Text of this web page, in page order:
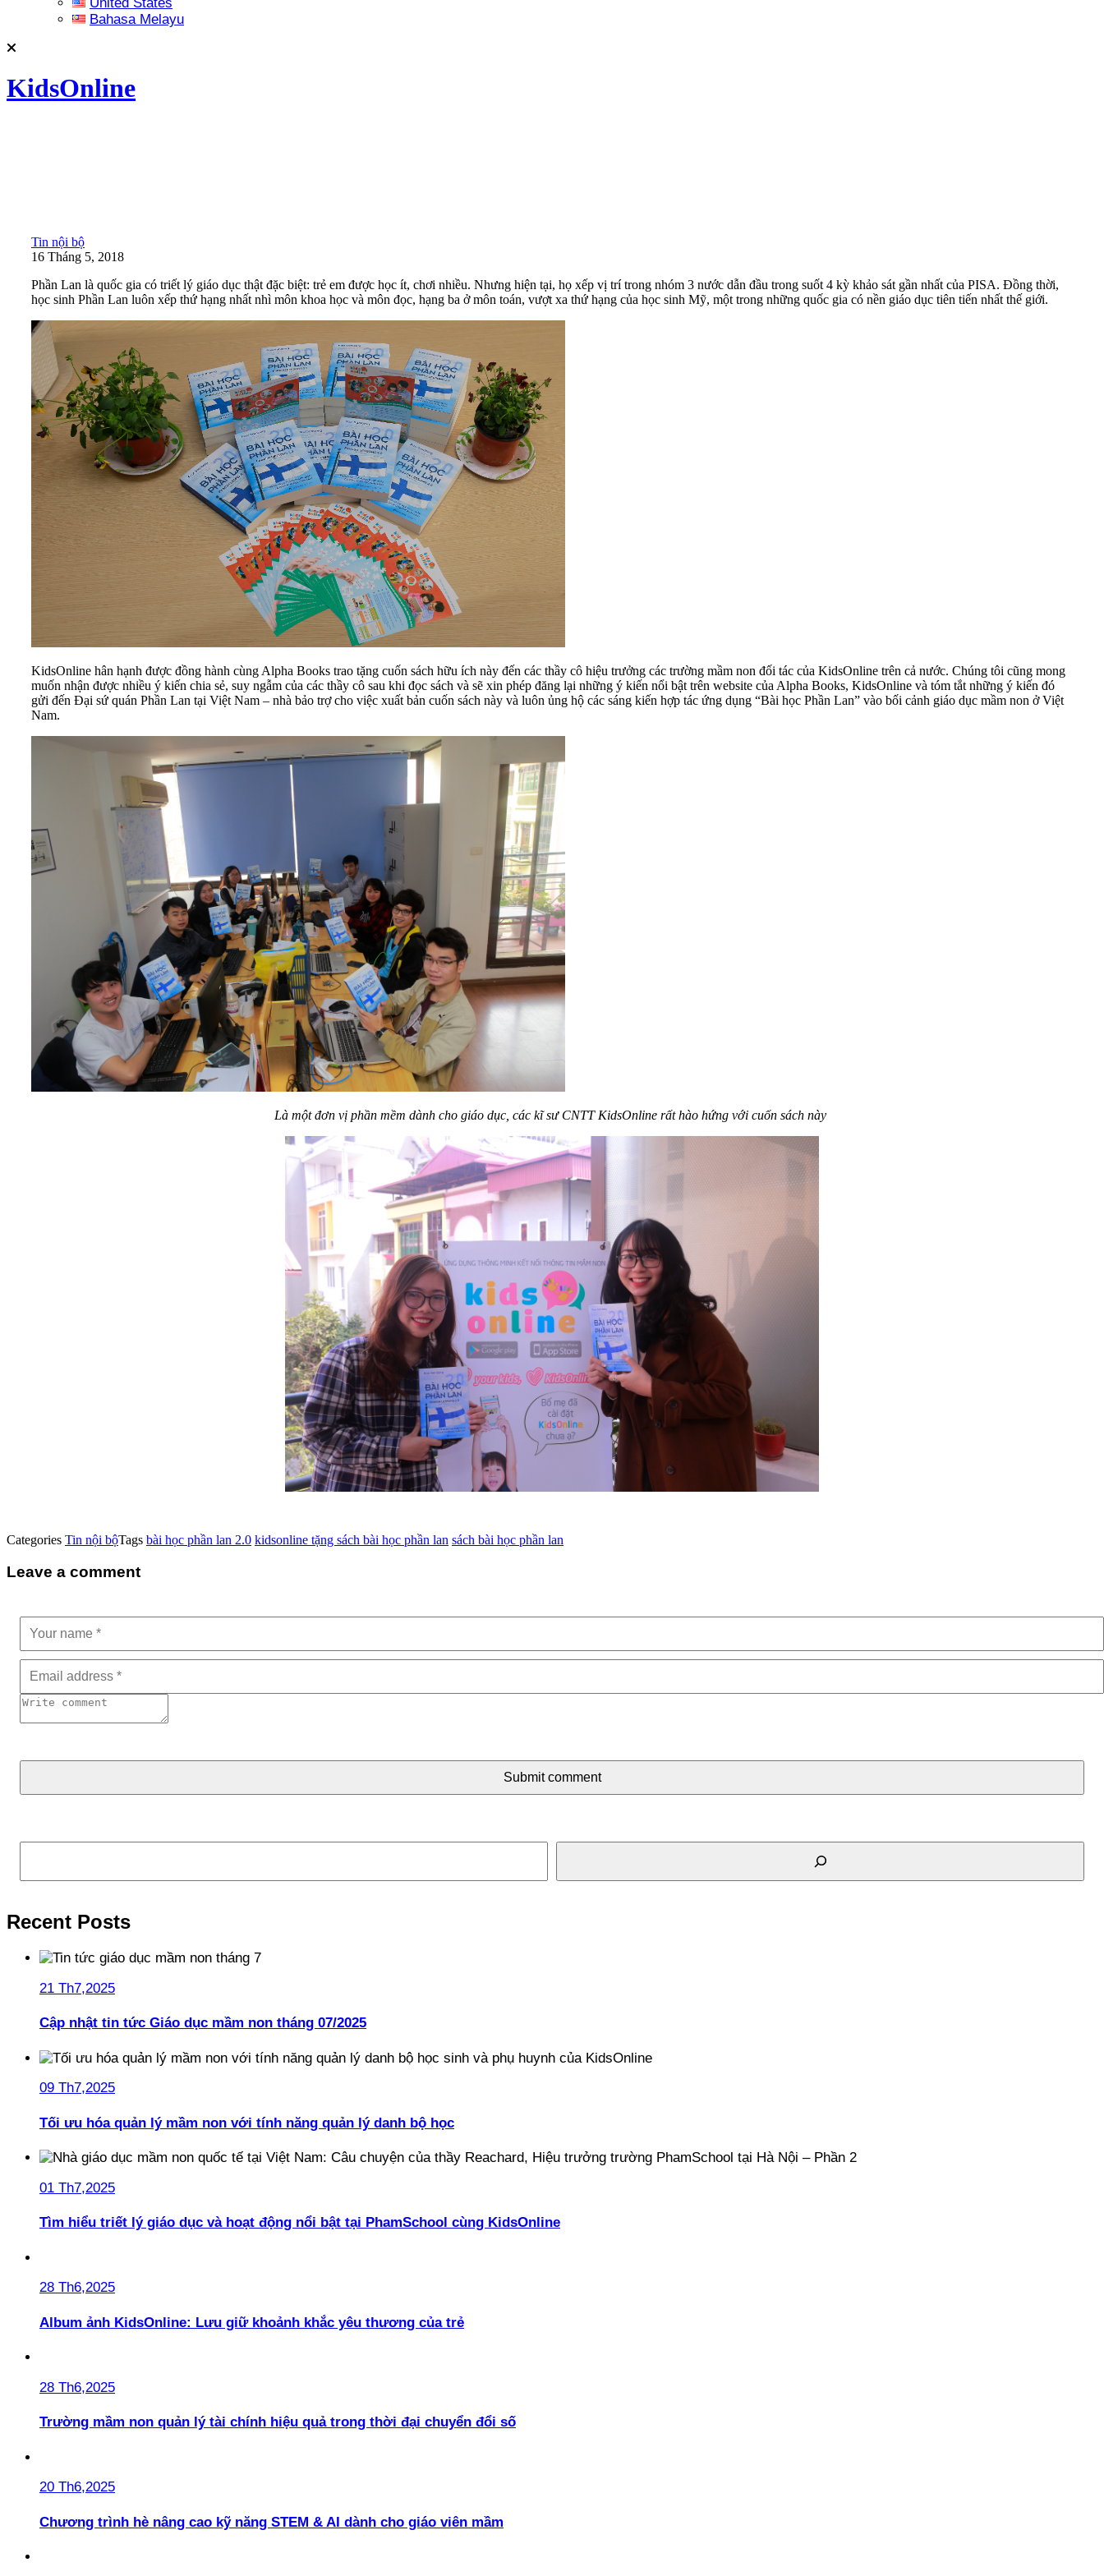
Bahasa Melayu
KidsOnline
Tin nội bộ
16 Tháng 5, 2018
Phần Lan là quốc gia có triết lý giáo dục thật đặc biệt: trẻ em được học ít, chơi nhiều. Nhưng hiện tại, họ xếp vị trí trong nhóm 3 nước dẫn đầu trong suốt 4 kỳ khảo sát gần nhất của PISA. Đồng thời,
học sinh Phần Lan luôn xếp thứ hạng nhất nhì môn khoa học và môn đọc, hạng ba ở môn toán, vượt xa thứ hạng của học sinh Mỹ, một trong những quốc gia có nền giáo dục tiên tiến nhất thế giới.
KidsOnline hân hạnh được đồng hành cùng Alpha Books trao tặng cuốn sách hữu ích này đến các thầy cô hiệu trưởng các trường mầm non đối tác của KidsOnline trên cả nước. Chúng tôi cũng mong
muốn nhận được nhiều ý kiến chia sẻ, suy ngẫm của các thầy cô sau khi đọc sách và sẽ xin phép đăng lại những ý kiến nổi bật trên website của Alpha Books, KidsOnline và tóm tắt những ý kiến đó
gửi đến Đại sứ quán Phần Lan tại Việt Nam – nhà bảo trợ cho việc xuất bản cuốn sách này và luôn ủng hộ các sáng kiến hợp tác ứng dụng “Bài học Phần Lan” vào bối cảnh giáo dục mầm non ở Việt
Nam.
Là một đơn vị phần mềm dành cho giáo dục, các kĩ sư CNTT KidsOnline rất hào hứng với cuốn sách này
Categories Tin nội bộTags bài học phần lan 2.0 kidsonline tặng sách bài học phần lan sách bài học phần lan
Leave a comment
Submit comment
Tìm kiếm
Recent Posts
21 Th7,2025
Cập nhật tin tức Giáo dục mầm non tháng 07/2025
09 Th7,2025
Tối ưu hóa quản lý mầm non với tính năng quản lý danh bộ học
01 Th7,2025
Tìm hiểu triết lý giáo dục và hoạt động nổi bật tại PhamSchool cùng KidsOnline
28 Th6,2025
Album ảnh KidsOnline: Lưu giữ khoảnh khắc yêu thương của trẻ
28 Th6,2025
Trường mầm non quản lý tài chính hiệu quả trong thời đại chuyển đổi số
20 Th6,2025
Chương trình hè nâng cao kỹ năng STEM & AI dành cho giáo viên mầm